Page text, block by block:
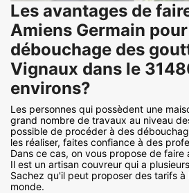
Les avantages de
Amiens Germain
débouchage des
Vignaux dans le
environs?
Les personnes qui possèdent une
grand nombre de travaux au niveau
possible de procéder à des
les réaliser, faites confiance à des
Dans ce cas, on vous propose de faire
Il est un artisan couvreur qui a
Sachez qu'il peut proposer des tarifs
monde.